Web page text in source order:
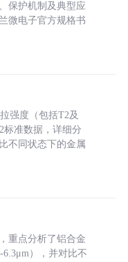
保护机制及典型应
微电子官方规格书
强度（包括T2及
标准数据，详细分
不同状态下的金属
重点分析了铝合金
6.3μm），并对比不